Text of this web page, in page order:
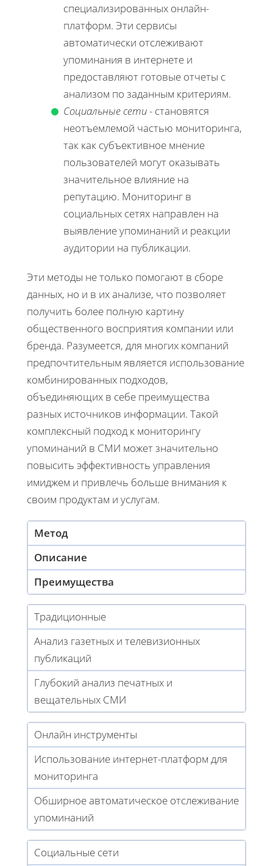
специализированных онлайн-
платформ. Эти сервисы
автоматически отслеживают
упоминания в интернете и
предоставляют готовые отчеты с
анализом по заданным критериям.
Социальные сети- становятся
неотъемлемой частью мониторинга,
так как субъективное мнение
пользователей могут оказывать
значительное влияние на
репутацию. Мониторинг в
социальных сетях направлен на
выявление упоминаний и реакции
аудитории на публикации.
Эти методы не только помогают в сборе
данных, но и в их анализе, что позволяет
получить более полную картину
общественного восприятия компании или
бренда. Разумеется, для многих компаний
предпочтительным является использование
комбинированных подходов,
объединяющих в себе преимущества
разных источников информации. Такой
комплексный подход к мониторингу
упоминаний в СМИ может значительно
повысить эффективность управления
имиджем и привлечь больше внимания к
своим продуктам и услугам.
Метод
Описание
Преимущества
Традиционные
Анализ газетных и телевизионных
публикаций
Глубокий анализ печатных и
вещательных СМИ
Онлайн инструменты
Использование интернет-платформ для
мониторинга
Обширное автоматическое отслеживание
упоминаний
Социальные сети